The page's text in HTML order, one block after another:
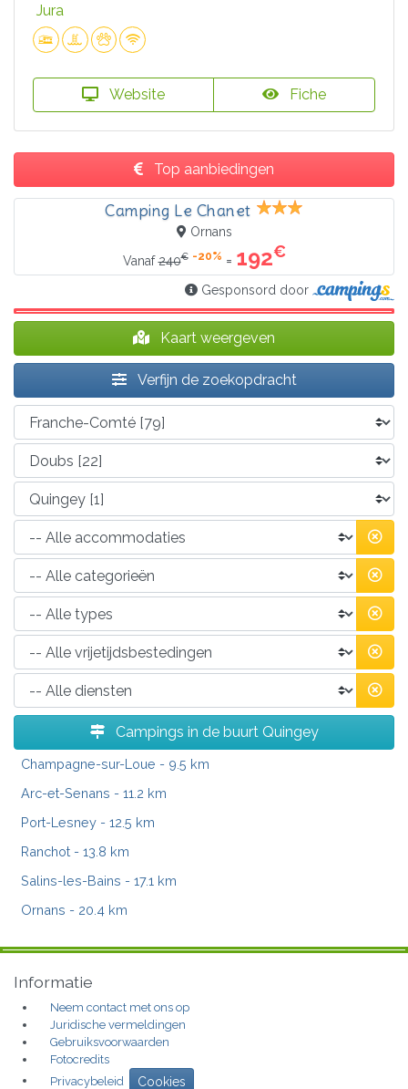
Jura
Website Fiche
Top aanbiedingen
Camping Le Chanet
Ornans
Vanaf240€ -20% = 192€
Gesponsord door
Kaart weergeven
Verfijn de zoekopdracht
Campings in de buurt Quingey
Champagne-sur-Loue - 9.5 km
Arc-et-Senans - 11.2 km
Port-Lesney - 12.5 km
Ranchot - 13.8 km
Salins-les-Bains - 17.1 km
Ornans - 20.4 km
Informatie
Neem contact met ons op
Juridische vermeldingen
Gebruiksvoorwaarden
Fotocredits
Privacybeleid
Cookies